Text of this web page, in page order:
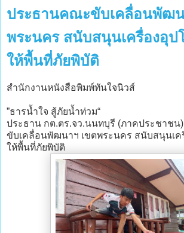
ประธานคณะขับเคลื่อนพัฒน
พระนคร สนับสนุนเครื่องอุป
ให้พื้นที่ภัยพิบัติ
สำนักงานหนังสือพิมพ์ทันใจนิวส์
”ธารน้ำใจ สู้ภัยน้ำท่วม“
ประธาน กต.ตร.จว.นนทบุรี (ภาคประชาช
ขับเคลื่อนพัฒนาฯ เขตพระนคร สนับสนุนเ
ให้พื้นที่ภัยพิบัติ